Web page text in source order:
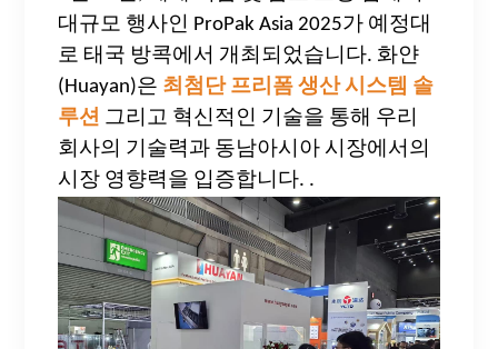
대규모 행사인 ProPak Asia 2025가 예정대
로 태국 방콕에서 개최되었습니다. 화얀
(Huayan)은 최첨단 프리폼 생산 시스템 솔
루션 그리고 혁신적인 기술을 통해 우리
회사의 기술력과 동남아시아 시장에서의
시장 영향력을 입증합니다. .